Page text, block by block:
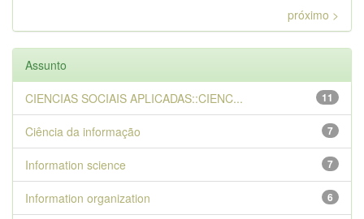
próximo >
Assunto
11
CIENCIAS SOCIAIS APLICADAS::CIENC...
7
Ciência da informação
7
Information science
6
Information organization